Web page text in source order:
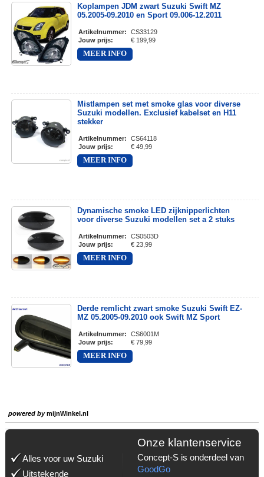
Koplampen JDM zwart Suzuki Swift MZ
05.2005-09.2010 en Sport 09.006-12.2011
Artikelnummer:
CS33129
Jouw prijs: € 199,99
MEER INFO
Mistlampen set met smoke glas voor diverse
Suzuki modellen. Exclusief kabelset en H11
stekker
Artikelnummer:
CS64118
Jouw prijs: € 49,99
MEER INFO
Dynamische smoke LED zijknipperlichten
voor diverse Suzuki modellen set a 2 stuks
Artikelnummer:
CS0503D
Jouw prijs: € 23,99
MEER INFO
Derde remlicht zwart smoke Suzuki Swift EZ-
MZ 05.2005-09.2010 ook Swift MZ Sport
Artikelnummer:
CS6001M
Jouw prijs: € 79,99
MEER INFO
powered bymijnWinkel.nl
Alles voor uw Suzuki
Uitstekende
Onze klantenservice
Concept-S is onderdeel van
GoodGo